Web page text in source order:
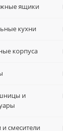
ящики
кухни
корпуса
и
смесители